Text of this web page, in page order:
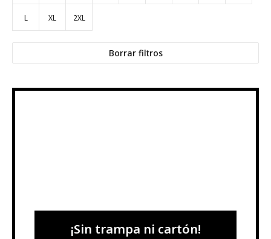
L XL 2XL
Borrar filtros
¡Sin trampa ni cartón!